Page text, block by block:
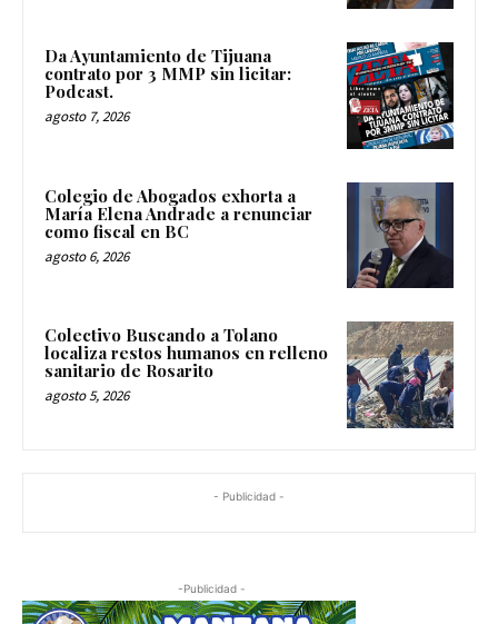
Da Ayuntamiento de Tijuana
contrato por 3 MMP sin licitar:
Podcast.
agosto 7, 2026
Colegio de Abogados exhorta a
María Elena Andrade a renunciar
como fiscal en BC
agosto 6, 2026
Colectivo Buscando a Tolano
localiza restos humanos en relleno
sanitario de Rosarito
agosto 5, 2026
- Publicidad -
-Publicidad -